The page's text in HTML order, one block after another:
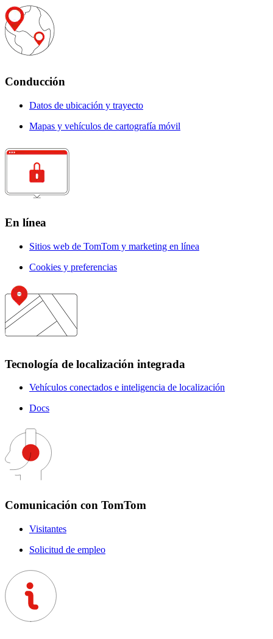
Conducción
Datos de ubicación y trayecto
Mapas y vehículos de cartografía móvil
En línea
Sitios web de TomTom y marketing en línea
Cookies y preferencias
Tecnología de localización integrada
Vehículos conectados e inteligencia de localización
Docs
Comunicación con TomTom
Visitantes
Solicitud de empleo